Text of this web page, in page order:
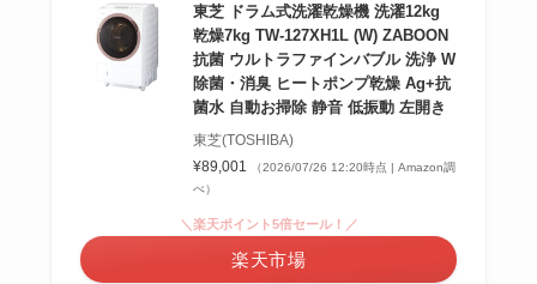
東芝 ドラム式洗濯乾燥機 洗濯12kg
乾燥7kg TW-127XH1L (W) ZABOON
抗菌 ウルトラファインバブル 洗浄 W
除菌・消臭 ヒートポンプ乾燥 Ag+抗
菌水 自動お掃除 静音 低振動 左開き
東芝(TOSHIBA)
¥89,001
（2026/07/26 12:20時点 | Amazon調
べ）
＼楽天ポイント5倍セール！／
楽天市場